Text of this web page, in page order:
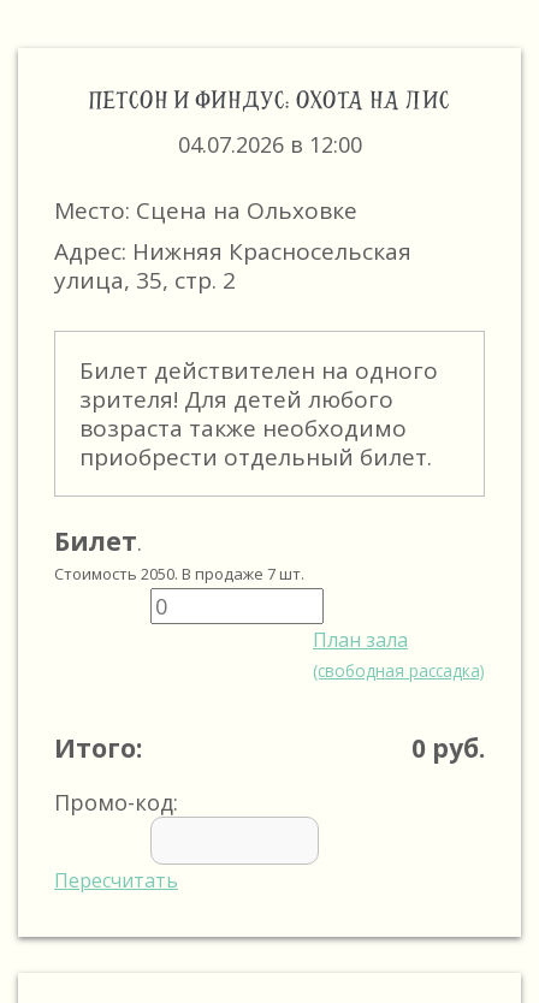
ПЕТСОН И ФИНДУС: ОХОТА НА ЛИС
04.07.2026 в 12:00
Место: Сцена на Ольховке
Адрес: Нижняя Красносельская
улица, 35, стр. 2
Билет действителен на одного
зрителя! Для детей любого
возраста также необходимо
приобрести отдельный билет.
Билет.
Стоимость 2050. В продаже 7 шт.
План зала
(свободная рассадка)
Итого: 0 руб.
Промо-код:
Пересчитать